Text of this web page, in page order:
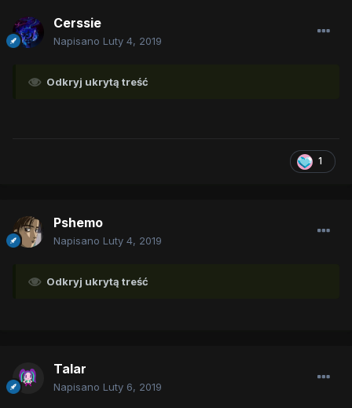
Cerssie
Napisano Luty 4, 2019
Odkryj ukrytą treść
1
Pshemo
Napisano Luty 4, 2019
Odkryj ukrytą treść
Talar
Napisano Luty 6, 2019